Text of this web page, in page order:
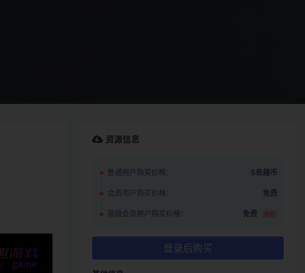
资源信息
普通用户购买价格： 5奇趣币
会员用户购买价格： 免费
高级会员用户购买价格： 免费 推荐
登录后购买